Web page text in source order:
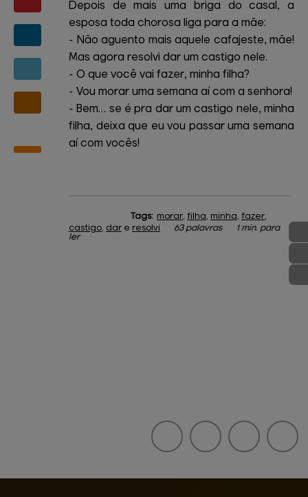
Depois de mais uma briga do casal, a
esposa toda chorosa liga para a mãe:
- Não aguento mais aquele cafajeste, mãe!
Mas agora resolvi dar um castigo nele.
- O que você vai fazer, minha filha?
- Vou morar uma semana aí com a senhora!
- Bem… se é pra dar um castigo nele, minha
filha, deixa que eu vou passar uma semana
aí com vocês!
Tags: morar, filha, minha, fazer,
castigo, dar e resolvi 63 palavras
1 min. para
ler